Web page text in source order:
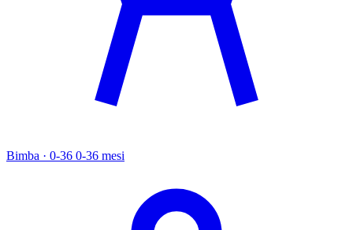
Bimba · 0-36 0-36 mesi